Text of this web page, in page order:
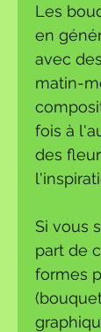
Les
en
avec
matin-
fois à
des
Si vous
part de
formes